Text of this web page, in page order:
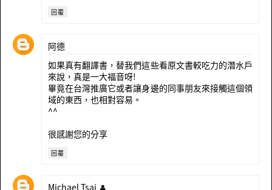
回覆
阿德
如果真有翻譯書，替我們這些看原文書較吃力的潛水戶
來說，真是一大福音呀!
畢竟在台灣推廣它或者讓身邊的同事朋友來接觸這個領
域的東西，也相對容易。
^^
很感謝您的分享
回覆
Michael Tsai